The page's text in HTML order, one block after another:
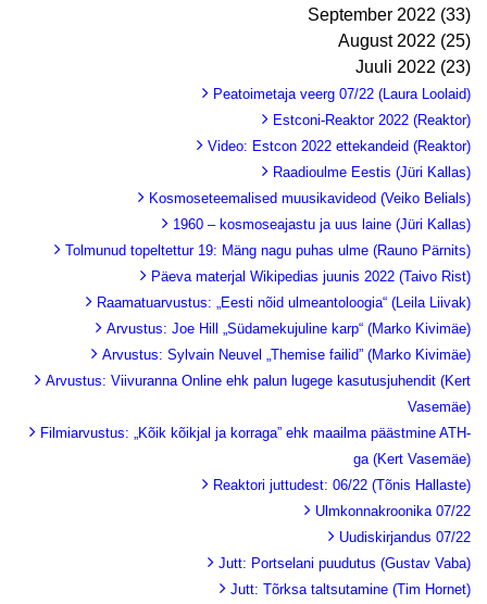
September 2022 (33)
August 2022 (25)
Juuli 2022 (23)
Peatoimetaja veerg 07/22 (Laura Loolaid)
Estconi-Reaktor 2022 (Reaktor)
Video: Estcon 2022 ettekandeid (Reaktor)
Raadioulme Eestis (Jüri Kallas)
Kosmoseteemalised muusikavideod (Veiko Belials)
1960 – kosmoseajastu ja uus laine (Jüri Kallas)
Tolmunud topeltettur 19: Mäng nagu puhas ulme (Rauno Pärnits)
Päeva materjal Wikipedias juunis 2022 (Taivo Rist)
Raamatuarvustus: „Eesti nõid ulmeantoloogia“ (Leila Liivak)
Arvustus: Joe Hill „Südamekujuline karp“ (Marko Kivimäe)
Arvustus: Sylvain Neuvel „Themise failid” (Marko Kivimäe)
Arvustus: Viivuranna Online ehk palun lugege kasutusjuhendit (Kert
Vasemäe)
Filmiarvustus: „Kõik kõikjal ja korraga” ehk maailma päästmine ATH-
ga (Kert Vasemäe)
Reaktori juttudest: 06/22 (Tõnis Hallaste)
Ulmkonnakroonika 07/22
Uudiskirjandus 07/22
Jutt: Portselani puudutus (Gustav Vaba)
Jutt: Tõrksa taltsutamine (Tim Hornet)